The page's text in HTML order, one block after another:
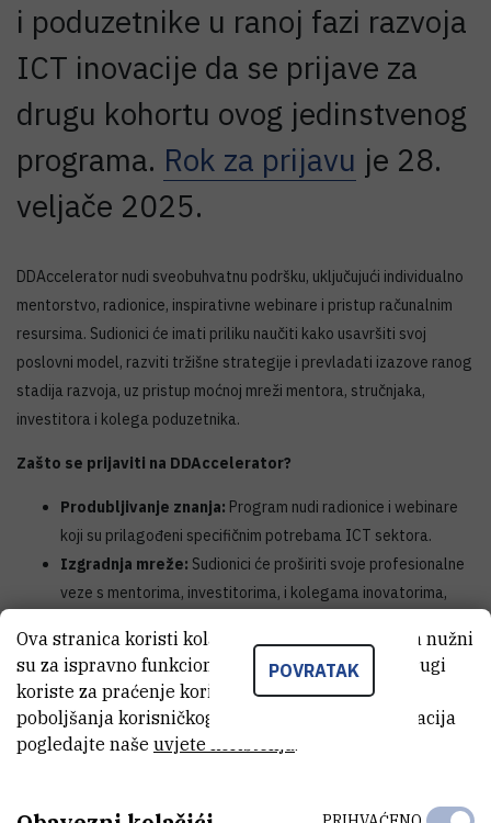
i poduzetnike u ranoj fazi razvoja
ICT inovacije da se prijave za
drugu kohortu ovog jedinstvenog
programa. Rok za prijavu je 28.
veljače 2025.
DDAccelerator nudi sveobuhvatnu podršku, uključujući individualno
mentorstvo, radionice, inspirativne webinare i pristup računalnim
resursima. Sudionici će imati priliku naučiti kako usavršiti svoj
poslovni model, razviti tržišne strategije i prevladati izazove ranog
stadija razvoja, uz pristup moćnoj mreži mentora, stručnjaka,
investitora i kolega poduzetnika.
Zašto se prijaviti na DDAccelerator?
Produbljivanje znanja: Program nudi radionice i webinare
koji su prilagođeni specifičnim potrebama ICT sektora.
Izgradnja mreže: Sudionici će proširiti svoje profesionalne
veze s mentorima, investitorima, i kolegama inovatorima,
Globalna vidljivost:Tijekom međunarodnog događanja u
Pragu, sudionici će imati priliku predstaviti svoje projekte
potencijalnim investitorima, medijima i industrijskim liderima.
Dokazani uspjesi:Program pomaže inovatorima da
POVRATAK
Ova stranica koristi kolačiće. Neki od tih kolačića nužni
su za ispravno funkcioniranje stranice, dok se drugi
koriste za praćenje korištenja stranice radi
poboljšanja korisničkog iskustva. Za više informacija
pogledajte naše uvjete korištenja